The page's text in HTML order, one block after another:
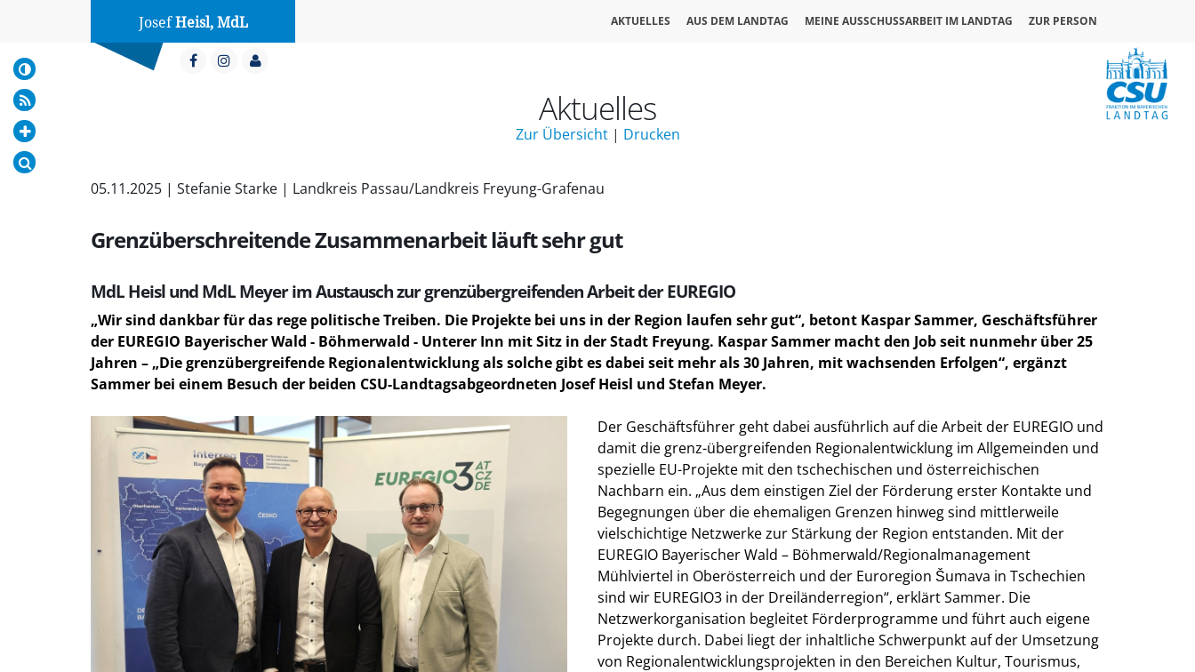
JosefHeisl, MdL AKTUELLES AUS DEM LANDTAG MEINE AUSSCHUSSARBEIT IM LANDTAG ZUR PERSON
Aktuelles
Zur Übersicht| Drucken
05.11.2025 | Stefanie Starke | Landkreis Passau/Landkreis Freyung-Grafenau
Grenzüberschreitende Zusammenarbeit läuft sehr gut
MdL Heisl und MdL Meyer im Austausch zur grenzübergreifenden Arbeit der EUREGIO
Wir sind dankbar für das rege politische Treiben. Die Projekte bei uns in der Region laufen sehr gut“, betont Kaspar Sammer, Geschäftsführer
der EUREGIO Bayerischer Wald - Böhmerwald - Unterer Inn mit Sitz in der Stadt Freyung. Kaspar Sammer macht den Job seit nunmehr über 25
Jahren – „Die grenzübergreifende Regionalentwicklung als solche gibt es dabei seit mehr als 30 Jahren, mit wachsenden Erfolgen“, ergänzt
Sammer bei einem Besuch der beiden CSU-Landtagsabgeordneten Josef Heisl und Stefan Meyer.
Der Geschäftsführer geht dabei ausführlich auf die Arbeit der EUREGIO und
damit die grenz-übergreifenden Regionalentwicklung im Allgemeinden und
spezielle EU-Projekte mit den tschechischen und österreichischen
Nachbarn ein. „Aus dem einstigen Ziel der Förderung erster Kontakte und
Begegnungen über die ehemaligen Grenzen hinweg sind mittlerweile
vielschichtige Netzwerke zur Stärkung der Region entstanden. Mit der
EUREGIO Bayerischer Wald – Böhmerwald/Regionalmanagement
Mühlviertel in Oberösterreich und der Euroregion Šumava in Tschechien
sind wir EUREGIO3 in der Dreiländerregion“, erklärt Sammer. Die
Netzwerkorganisation begleitet Förderprogramme und führt auch eigene
Projekte durch. Dabei liegt der inhaltliche Schwerpunkt auf der Umsetzung
von Regionalentwicklungsprojekten in den Bereichen Kultur, Tourismus,